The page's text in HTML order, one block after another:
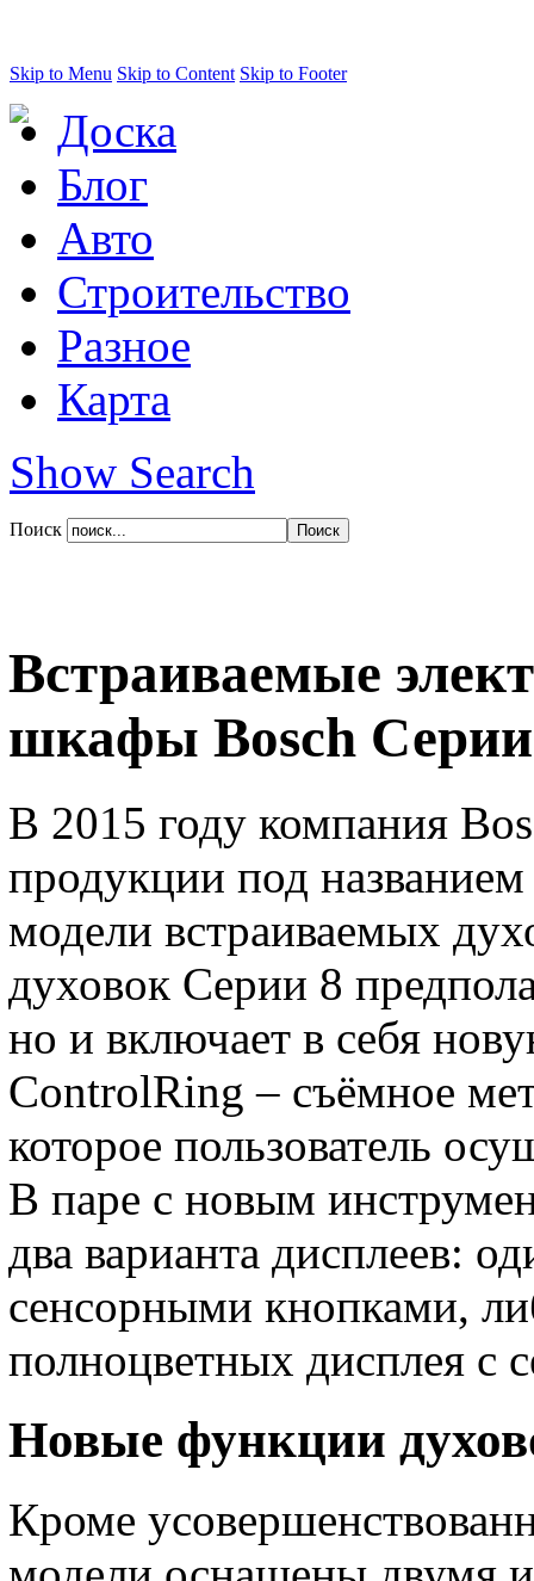
Skip to Menu Skip to Content Skip to Footer
Доска
Блог
Авто
Строительство
Разное
Карта
Show Search
Поиск
Встраиваемые
шкафы Bosch
В 2015 году компания
продукции под
модели встраиваемых
духовок Серии 8
но и включает в себя
ControlRing – съёмное
которое пользователь
В паре с новым
два варианта дисплеев:
сенсорными кнопками,
полноцветных дисплея с
Новые функции
Кроме